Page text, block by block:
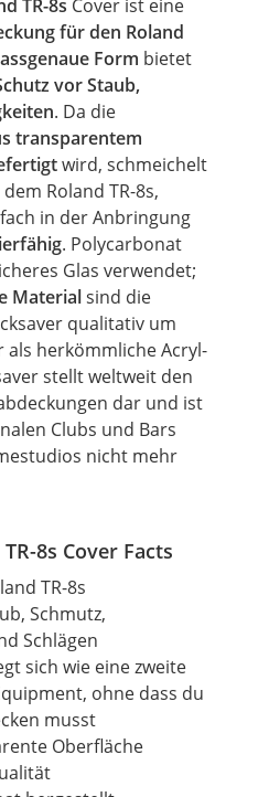
TR-8s Cover ist eine
für den Roland
Form bietet
vor Staub,
. Da die
transparentem
wird, schmeichelt
Roland TR-8s,
in der Anbringung
. Polycarbonat
Glas verwendet;
Materialsind die
qualitativ um
als herkömmliche Acryl-
stellt weltweit den
dar und ist
Clubs und Bars
nicht mehr
8s Cover Facts
TR-8s
Schmutz,
Schlägen
sich wie eine zweite
ohne dass du
musst
Oberfläche